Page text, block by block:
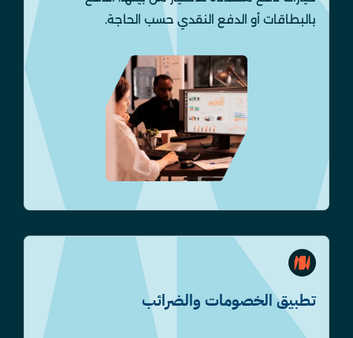
بالبطاقات أو الدفع النقدي حسب الحاجة.
تطبيق الخصومات والضرائب